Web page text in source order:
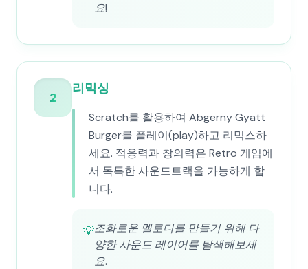
요!
2
리믹싱
Scratch를 활용하여 Abgerny Gyatt
Burger를 플레이(play)하고 리믹스하
세요. 적응력과 창의력은 Retro 게임에
서 독특한 사운드트랙을 가능하게 합
니다.
💡조화로운 멜로디를 만들기 위해 다
양한 사운드 레이어를 탐색해보세
요.